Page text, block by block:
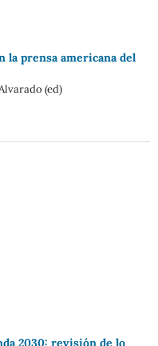
la prensa americana del
(ed)
2030: revisión de lo